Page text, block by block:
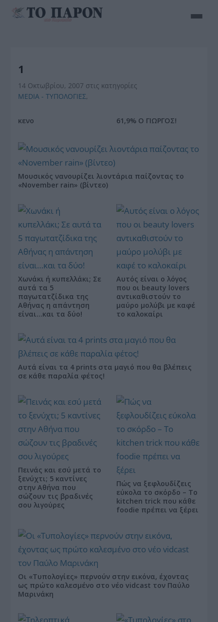
1
14 Οκτωβρίου, 2007 στις κατηγορίες
MEDIA - ΤΥΠΟΛΟΓΙΕΣ,
κενο 61,9% Ο ΓΙΩΡΓΟΣ!
Μουσικός νανουρίζει λιοντάρια παίζοντας το
«November rain» (βίντεο)
Χωνάκι ή κυπελλάκι; Σε
αυτά τα 5
παγωτατζίδικα της
Αθήνας η απάντηση
είναι…και τα δύο!
Αυτός είναι ο λόγος
που οι beauty lovers
αντικαθιστούν το
μαύρο μολύβι με καφέ
το καλοκαίρι
Αυτά είναι τα 4 prints στα μαγιό που θα βλέπεις
σε κάθε παραλία φέτος!
Πεινάς και εσύ μετά το
ξενύχτι; 5 καντίνες
στην Αθήνα που
σώζουν τις βραδινές
σου λιγούρες
Πώς να ξεφλουδίζεις
εύκολα το σκόρδο – Το
kitchen trick που κάθε
foodie πρέπει να ξέρει
Οι «Τυπολογίες» περνούν στην εικόνα, έχοντας
ως πρώτο καλεσμένο στο νέο vidcast τον Παύλο
Μαρινάκη